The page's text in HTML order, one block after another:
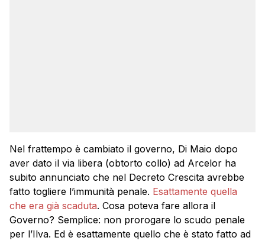
Nel frattempo è cambiato il governo, Di Maio dopo
aver dato il via libera (obtorto collo) ad Arcelor ha
subito annunciato che nel Decreto Crescita avrebbe
fatto togliere l’immunità penale. Esattamente quella
che era già scaduta. Cosa poteva fare allora il
Governo? Semplice: non prorogare lo scudo penale
per l’Ilva. Ed è esattamente quello che è stato fatto ad